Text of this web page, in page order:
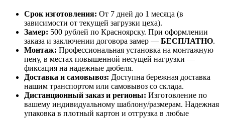
Срок изготовления: От 7 дней до 1 месяца (в
зависимости от текущей загрузки цеха).
Замер: 500 рублей по Красноярску. При оформлении
заказа и заключении договора замер — БЕСПЛАТНО.
Монтаж: Профессиональная установка на монтажную
пену, в местах повышенной несущей нагрузки —
фиксация на надежные дюбеля.
Доставка и самовывоз: Доступна бережная доставка
нашим транспортом или самовывоз со склада.
Дистанционный заказ и регионы: Изготовление по
вашему индивидуальному шаблону/размерам. Надежная
упаковка в плотный картон и отгрузка в любые